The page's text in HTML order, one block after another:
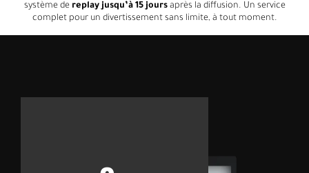
système de replay jusqu’à 15 joursaprès la diffusion. Un service
complet pour un divertissement sans limite, à tout moment.